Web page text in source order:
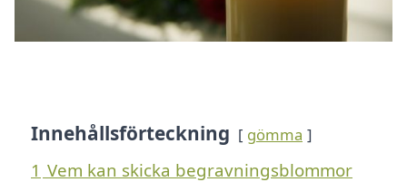
Innehållsförteckning gömma
1 Vem kan skicka begravningsblommor